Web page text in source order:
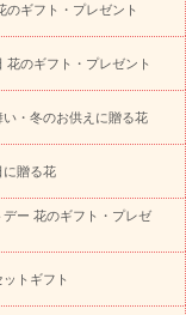
の花
四十九日法要以
花とセットギフト
えフラワー
お盆（新
お取り寄せギフト
胡蝶蘭
プリザーブ
メント 花束
スタ
胡蝶蘭・花鉢
世界初の青色胡蝶蘭
ザーブドフラワー
ト
セミオーダー
どりのeギフト
ローオレンジ
レッ
のギフト・プレゼント
花のギフト・プレゼント
い・冬のお供えに贈る花
に贈る花
デー 花のギフト・プレゼ
トギフト